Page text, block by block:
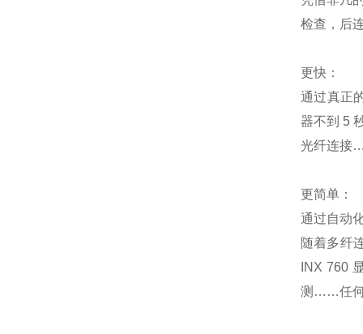
检查，后
更快：
通过真正
器不到 5
光纤连接
更简单：
通过自动
随着多纤
INX 760
测……任